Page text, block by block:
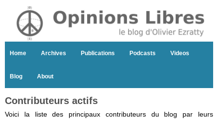
Home Archives Publications Podcasts Videos
Blog About
Contributeurs actifs
Voici la liste des principaux contributeurs du blog par leurs